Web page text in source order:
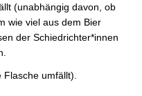
(unabhängig davon, ob
wie viel aus dem Bier
der Schiedrichter*innen
umfällt).